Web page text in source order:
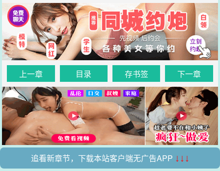
上一章 目录 存书签 下一章
追看新章节，下载本站客户端无广告APP ↓↓↓